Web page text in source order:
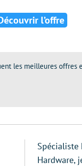
l’offre
les meilleures
Spécialiste
Hardware,